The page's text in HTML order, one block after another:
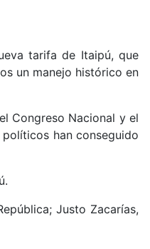
tarifa de Itaipú, que
un manejo histórico en
Congreso Nacional y el
han conseguido
Justo Zacarías,